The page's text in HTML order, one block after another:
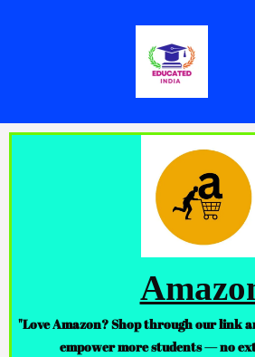
"Love Amazon? Shop through our link
empower more students — no